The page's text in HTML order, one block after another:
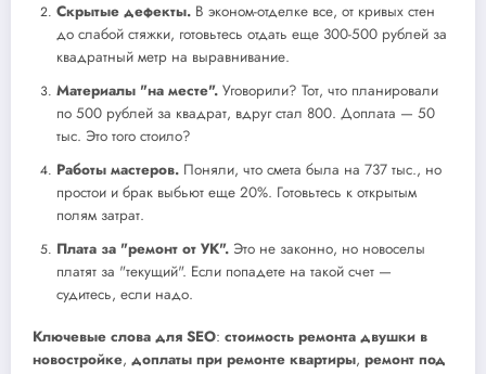
Скрытые дефекты. В эконом-отделке все, от кривых стен
до слабой стяжки, готовьтесь отдать еще 300-500 рублей за
квадратный метр на выравнивание.
Материалы "на месте". Уговорили? Тот, что планировали
по 500 рублей за квадрат, вдруг стал 800. Доплата — 50
тыс. Это того стоило?
Работы мастеров. Поняли, что смета была на 737 тыс., но
простои и брак выбьют еще 20%. Готовьтесь к открытым
полям затрат.
Плата за "ремонт от УК". Это не законно, но новоселы
платят за "текущий". Если попадете на такой счет —
судитесь, если надо.
Ключевые слова для SEO: стоимость ремонта двушки в
новостройке, доплаты при ремонте квартиры, ремонт под